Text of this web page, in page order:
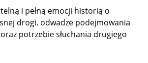
i pełną emocji historią o
drogi, odwadze podejmowania
potrzebie słuchania drugiego